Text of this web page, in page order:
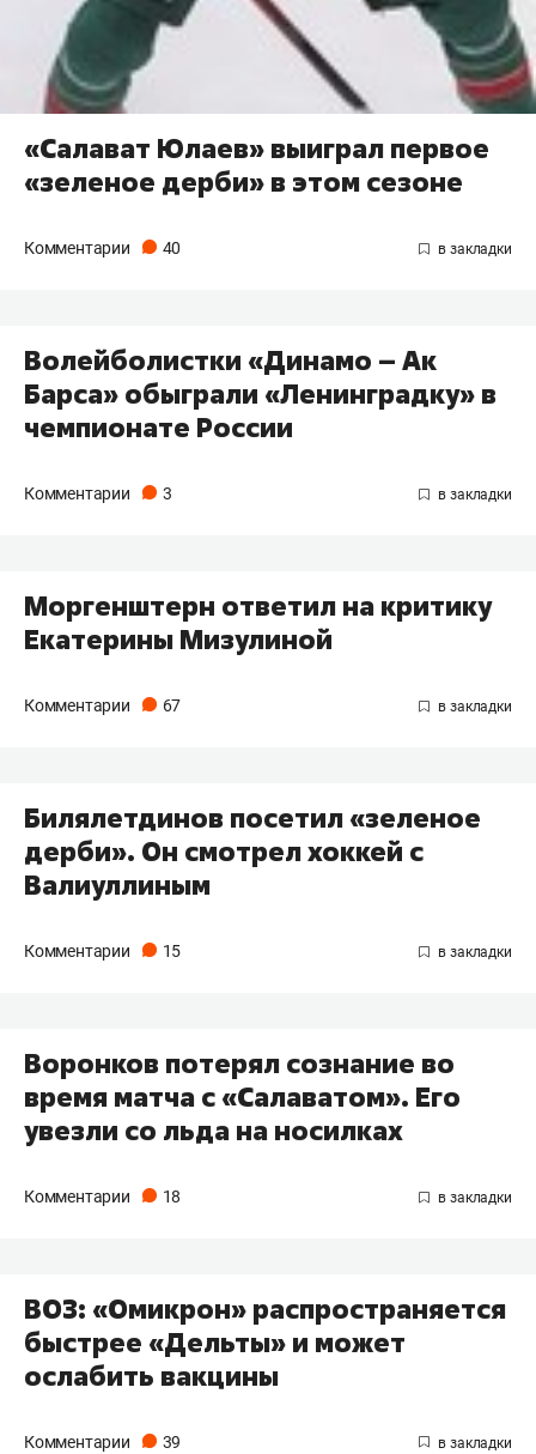
«Салават Юлаев» выиграл первое
«зеленое дерби» в этом сезоне
Комментарии 40
Волейболистки «Динамо – Ак
Барса» обыграли «Ленинградку» в
чемпионате России
Комментарии 3
Моргенштерн ответил на критику
Екатерины Мизулиной
Комментарии 67
Билялетдинов посетил «зеленое
дерби». Он смотрел хоккей с
Валиуллиным
Комментарии 15
Воронков потерял сознание во
время матча с «Салаватом». Его
увезли со льда на носилках
Комментарии 18
ВОЗ: «Омикрон» распространяется
быстрее «Дельты» и может
ослабить вакцины
Комментарии 39